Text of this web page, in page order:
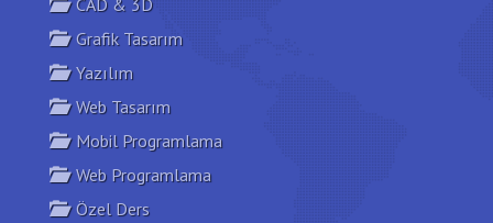
CAD & 3D
Grafik Tasarım
Yazılım
Web Tasarım
Mobil Programlama
Web Programlama
Özel Ders